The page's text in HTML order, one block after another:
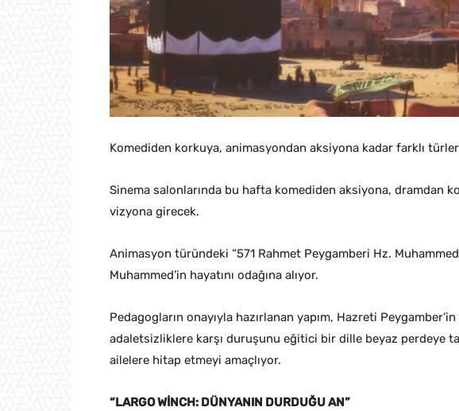
Komediden korkuya, animasyondan aksiyona kadar farklı
Sinema salonlarında bu hafta komediden aksiyona, dramdan
vizyona girecek.
Animasyon türündeki “571 Rahmet Peygamberi Hz.
Muhammed’in hayatını odağına alıyor.
Pedagogların onayıyla hazırlanan yapım, Hazreti
adaletsizliklere karşı duruşunu eğitici bir dille beyaz perdeye
ailelere hitap etmeyi amaçlıyor.
“LARGO WİNCH: DÜNYANIN DURDUĞU AN”